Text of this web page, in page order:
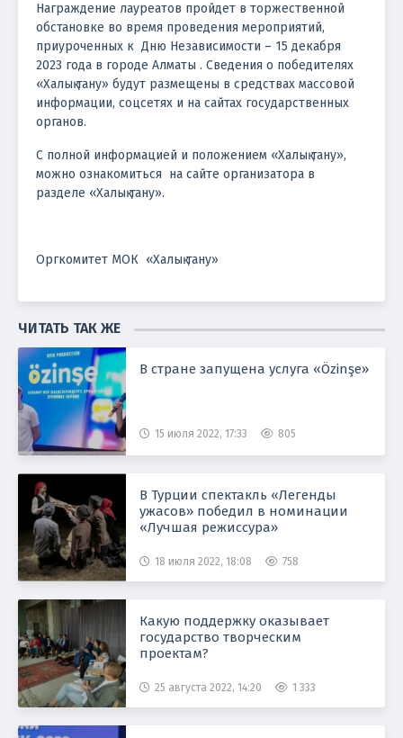
Награждение лауреатов пройдет в торжественной
обстановке во время проведения мероприятий,
приуроченных к Дню Независимости – 15 декабря
2023 года в городе Алматы . Сведения о победителях
«Халық тану» будут размещены в средствах массовой
информации, соцсетях и на сайтах государственных
органов.
С полной информацией и положением «Халық тану»,
можно ознакомиться на сайте организатора в
разделе «Халық тану».
Оргкомитет МОК «Халық тану»
ЧИТАТЬ ТАК ЖЕ
В стране запущена услуга «Özinşе»
15 июля 2022, 17:33 805
В Турции спектакль «Легенды
ужасов» победил в номинации
«Лучшая режиссура»
18 июля 2022, 18:08 758
Какую поддержку оказывает
государство творческим
проектам?
25 августа 2022, 14:20 1 333